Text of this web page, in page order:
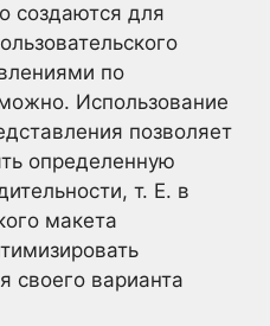
создаются для
по
Использование
позволяет
определенную
т. Е. в
макета
своего варианта